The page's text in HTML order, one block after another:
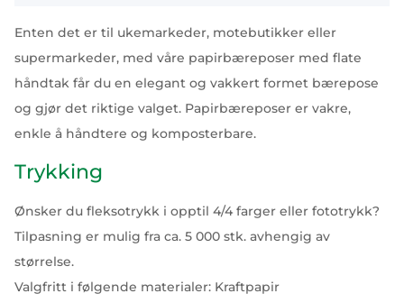
Enten det er til ukemarkeder, motebutikker eller
supermarkeder, med våre papirbæreposer med flate
håndtak får du en elegant og vakkert formet bærepose
og gjør det riktige valget. Papirbæreposer er vakre,
enkle å håndtere og komposterbare.
Trykking
Ønsker du fleksotrykk i opptil 4/4 farger eller fototrykk?
Tilpasning er mulig fra ca. 5 000 stk. avhengig av
størrelse.
Valgfritt i følgende materialer: Kraftpapir